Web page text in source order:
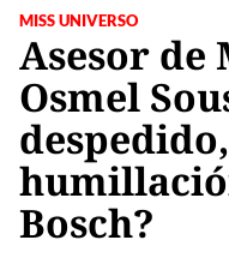
MISS UNIVERSO
Asesor de
Osmel
Bosch?